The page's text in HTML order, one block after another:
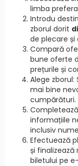
limba
Introdu
zborul dorit
de plecare
Compară
bune oferte
prețurile și
Alege
mai bine
cumpărături.
informațiile
inclusiv
Efectuează
și finalizează
biletului pe